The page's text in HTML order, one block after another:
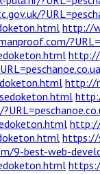
http://
http://
http://
https://
9-best-web-